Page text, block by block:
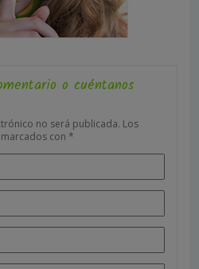
o cuéntanos
no será publicada. Los
con *